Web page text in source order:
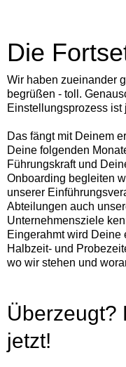
Die
Wir haben zueinander
begrüßen - toll.
Einstellungsprozess ist
Das fängt mit Deinem
Deine folgenden
Führungskraft und
Onboarding begleiten
unserer
Abteilungen auch
Unternehmensziele
Eingerahmt wird Deine
Halbzeit- und
wo wir stehen und
Überzeugt?
jetzt!